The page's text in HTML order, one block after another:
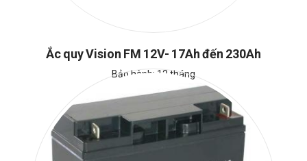
Ắc quy Vision FM 12V- 17Ah đến 230Ah
Bảo hành: 12 tháng
Sản xuất: Vision